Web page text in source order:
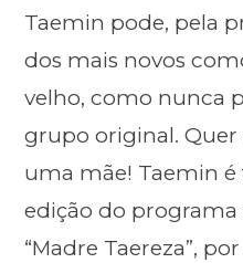
Taemin pode, pela
dos mais novos
velho, como nunca
grupo original.
uma mãe! Taemin
edição do programa
“Madre Taereza”,